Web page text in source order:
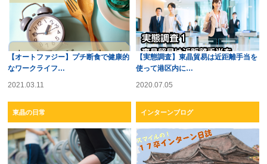
【オートファジー】プチ断食で健康的
なワークライフ…
2021.03.11
【実態調査】東晶貿易は近距離手当を
使って港区内に…
2020.07.05
東晶の日常 インターンブログ